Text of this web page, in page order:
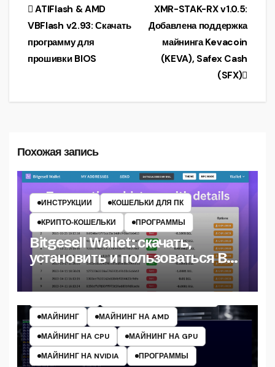
Навигация
по
записям
XMR-STAK-RX v1.0.5:
Добавлена поддержка
майнинга Kevacoin
(KEVA), Safex Cash
(SFX)
ATIFlash & AMD
VBFlash v2.93: Скачать
программу для
прошивки BIOS
Похожая запись
ИНСТРУКЦИИ
КОШЕЛЬКИ ДЛЯ ПК
КРИПТО‑КОШЕЛЬКИ
ПРОГРАММЫ
Bitgesell Wallet: скачать,
установить и пользоваться BGL
кошельком
МАЙНИНГ
МАЙНИНГ НА AMD
МАЙНИНГ НА CPU
МАЙНИНГ НА GPU
МАЙНИНГ НА NVIDIA
ПРОГРАММЫ